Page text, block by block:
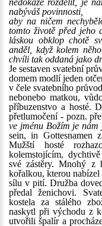
nedokáže rozdělit, je
nabýváš povinnosti,
aby na ničem
tomto životě před jeho
láskou obklop chotě
anděl, když kolem
chvíli tak oddaná jako
Je sestaven svatební
domem modlí jeden
v čele svatebního
nebonebo matkou,
příbuzenstvo a hosté.
přetlumočení - pozn.
ve jménu Božím je nám
sein, in Gottesnamen
Mužští hosté
kolemstojícím,
své zástěry. Mnohý
kořalkou, kterou nabízel
sílu v pití. Družba
předal ženichovi.
kostela za stálého
naskytl při východu z
utvořili špalír a